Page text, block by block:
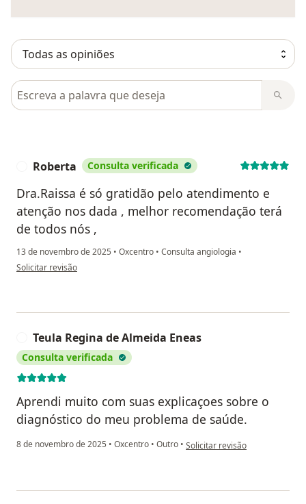
Pesquisar em opiniões
Roberta Consulta verificada
Dra.Raissa é só gratidão pelo atendimento e
atenção nos dada , melhor recomendação terá
de todos nós ,
13 de novembro de 2025 • Oxcentro • Consulta angiologia •
na opinião do utilizador Roberta
Solicitar revisão
Teula Regina de Almeida Eneas
Consulta verificada
Aprendi muito com suas explicaçoes sobre o
diagnóstico do meu problema de saúde.
8 de novembro de 2025 • Oxcentro • Outro • na opinião do utilizador Teula
Solicitar revisão